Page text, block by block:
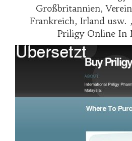
Großbritannien,
Frankreich, Irland usw.
Priligy Online In